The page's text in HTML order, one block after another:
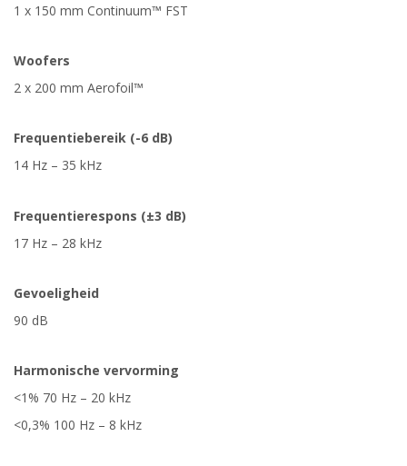
1 x 150 mm Continuum™ FST
Woofers
2 x 200 mm Aerofoil™
Frequentiebereik (-6 dB)
14 Hz – 35 kHz
Frequentierespons (±3 dB)
17 Hz – 28 kHz
Gevoeligheid
90 dB
Harmonische vervorming
<1% 70 Hz – 20 kHz
<0,3% 100 Hz – 8 kHz